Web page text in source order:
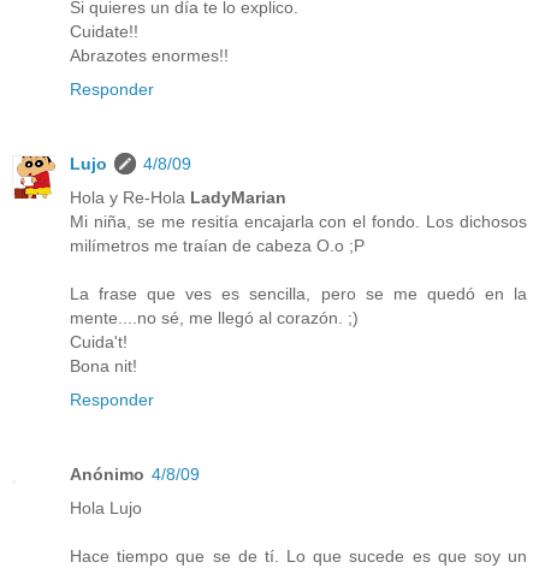
Si quieres un día te lo explico.
Cuidate!!
Abrazotes enormes!!
Responder
Lujo
4/8/09
Hola y Re-Hola LadyMarian
Mi niña, se me resitía encajarla con el fondo. Los dichosos
milímetros me traían de cabeza O.o ;P
La frase que ves es sencilla, pero se me quedó en la
mente....no sé, me llegó al corazón. ;)
Cuida't!
Bona nit!
Responder
Anónimo 4/8/09
Hola Lujo
Hace tiempo que se de tí. Lo que sucede es que soy un